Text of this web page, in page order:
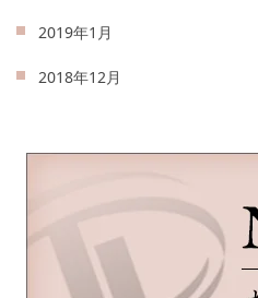
2019年1月
2018年12月